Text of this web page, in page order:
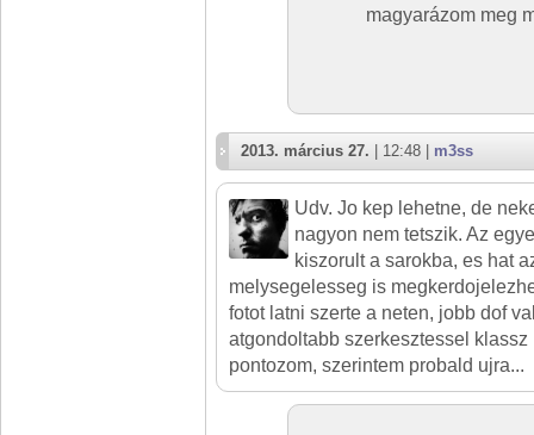
magyarázom meg
2013. március 27. | 12:48 | m3ss
Udv. Jo kep lehetne, de
nagyon nem tetszik. Az
kiszorult a sarokba, es hat
melysegelesseg is
fotot latni szerte a neten, jobb dof
atgondoltabb szerkesztessel
pontozom, szerintem probald ujra...